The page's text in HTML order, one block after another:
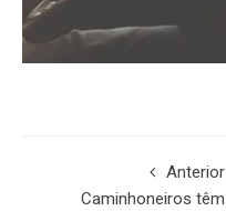
Anterior
Caminhoneiros têm